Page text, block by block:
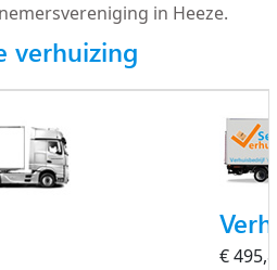
in Heeze.
verhuizing
€